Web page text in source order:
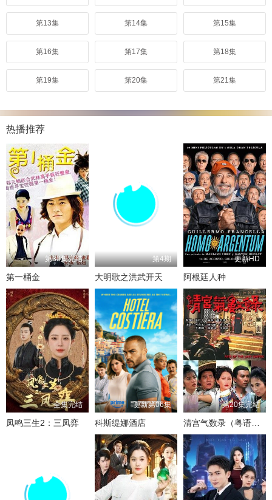
第13集 第14集 第15集
第16集 第17集 第18集
第19集 第20集 第21集
热播推荐
第30集完结
第一桶金
第4期
大明歌之洪武开天
更新HD
阿根廷人种
全集完结
凤鸣三生2：三凤弈
更新第06集
科斯缇娜酒店
第20集完结
清宫气数录（粤语版）